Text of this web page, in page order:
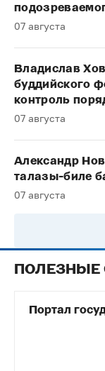
07 августа
Владислав
буддийского
контроль
07 августа
Александр
талазы-биле
07 августа
Портал